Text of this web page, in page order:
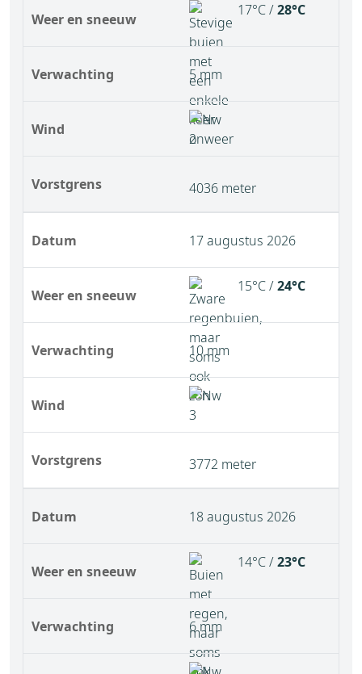
Weer en sneeuw
Verwachting
Wind
Vorstgrens
17°C /28°C
5 mm
4036 meter
Datum
Weer en sneeuw
Verwachting
Wind
Vorstgrens
17 augustus 2026
15°C /24°C
10 mm
3772 meter
Datum
Weer en sneeuw
Verwachting
18 augustus 2026
14°C /23°C
6 mm